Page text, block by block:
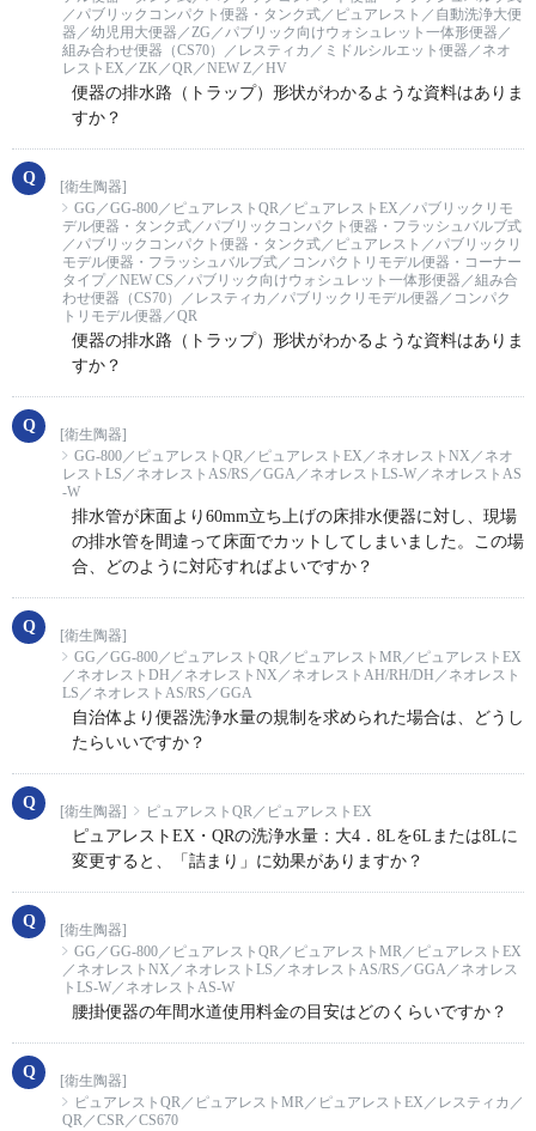
／パブリックコンパクト便器・タンク式／ピュアレスト／自動洗浄大便
器／幼児用大便器／ZG／パブリック向けウォシュレット一体形便器／
組み合わせ便器（CS70）／レスティカ／ミドルシルエット便器／ネオ
レストEX／ZK／QR／NEW Z／HV
便器の排水路（トラップ）形状がわかるような資料はありま
すか？
[衛生陶器]
GG／GG-800／ピュアレストQR／ピュアレストEX／パブリックリモ
デル便器・タンク式／パブリックコンパクト便器・フラッシュバルブ式
／パブリックコンパクト便器・タンク式／ピュアレスト／パブリックリ
モデル便器・フラッシュバルブ式／コンパクトリモデル便器・コーナー
タイプ／NEW CS／パブリック向けウォシュレット一体形便器／組み合
わせ便器（CS70）／レスティカ／パブリックリモデル便器／コンパク
トリモデル便器／QR
便器の排水路（トラップ）形状がわかるような資料はありま
すか？
[衛生陶器]
GG-800／ピュアレストQR／ピュアレストEX／ネオレストNX／ネオ
レストLS／ネオレストAS/RS／GGA／ネオレストLS-W／ネオレストAS
-W
排水管が床面より60mm立ち上げの床排水便器に対し、現場
の排水管を間違って床面でカットしてしまいました。この場
合、どのように対応すればよいですか？
[衛生陶器]
GG／GG-800／ピュアレストQR／ピュアレストMR／ピュアレストEX
／ネオレストDH／ネオレストNX／ネオレストAH/RH/DH／ネオレスト
LS／ネオレストAS/RS／GGA
自治体より便器洗浄水量の規制を求められた場合は、どうし
たらいいですか？
[衛生陶器] ピュアレストQR／ピュアレストEX
ピュアレストEX・QRの洗浄水量：大4．8Lを6Lまたは8Lに
変更すると、「詰まり」に効果がありますか？
[衛生陶器]
GG／GG-800／ピュアレストQR／ピュアレストMR／ピュアレストEX
／ネオレストNX／ネオレストLS／ネオレストAS/RS／GGA／ネオレス
トLS-W／ネオレストAS-W
腰掛便器の年間水道使用料金の目安はどのくらいですか？
[衛生陶器]
ピュアレストQR／ピュアレストMR／ピュアレストEX／レスティカ／
QR／CSR／CS670